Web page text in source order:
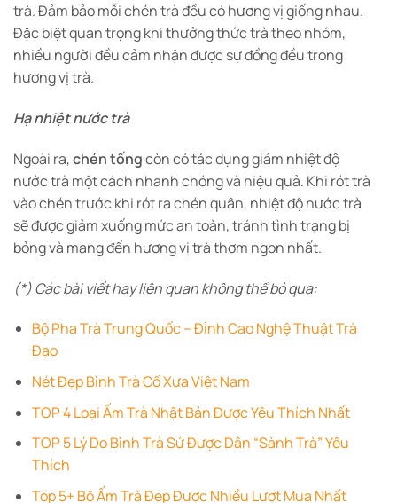
trà. Đảm bảo mỗi chén trà đều có hương vị giống nhau.
Đặc biệt quan trọng khi thưởng thức trà theo nhóm,
nhiều người đều cảm nhận được sự đồng đều trong
hương vị trà.
Hạ nhiệt nước trà
Ngoài ra,chén tốngcòn có tác dụng giảm nhiệt độ
nước trà một cách nhanh chóng và hiệu quả. Khi rót trà
vào chén trước khi rót ra chén quân, nhiệt độ nước trà
sẽ được giảm xuống mức an toàn, tránh tình trạng bị
bỏng và mang đến hương vị trà thơm ngon nhất.
(*) Các bài viết hay liên quan không thể bỏ qua:
Bộ Pha Trà Trung Quốc – Đỉnh Cao Nghệ Thuật Trà
Đạo
Nét Đẹp Bình Trà Cổ Xưa Việt Nam
TOP 4 Loại Ấm Trà Nhật Bản Được Yêu Thích Nhất
TOP 5 Lý Do Bình Trà Sứ Được Dân “Sành Trà” Yêu
Thích
Top 5+ Bộ Ấm Trà Đẹp Được Nhiều Lượt Mua Nhất